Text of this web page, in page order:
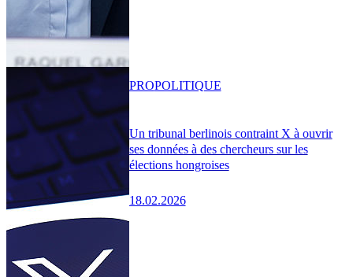
Un tribunal berlinois contraint X à ouvrir
ses données à des chercheurs sur les
élections hongroises
18.02.2026
PROPOLITIQUE